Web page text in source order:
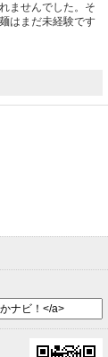
ませんでした。そ
はまだ未経験です